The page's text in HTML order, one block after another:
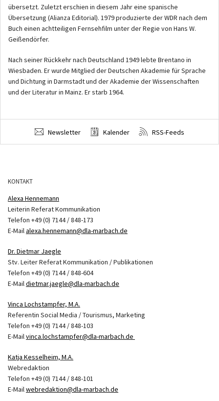
übersetzt. Zuletzt erschien in diesem Jahr eine spanische
Übersetzung (Alianza Editorial). 1979 produzierte der WDR nach dem
Buch einen achtteiligen Fernsehfilm unter der Regie von Hans W.
Geißendörfer.
Nach seiner Rückkehr nach Deutschland 1949 lebte Brentano in
Wiesbaden. Er wurde Mitglied der Deutschen Akademie für Sprache
und Dichtung in Darmstadt und der Akademie der Wissenschaften
und der Literatur in Mainz. Er starb 1964.
Newsletter Kalender RSS-Feeds
KONTAKT
Alexa Hennemann
Leiterin Referat Kommunikation
Telefon +49 (0) 7144 / 848-173
E-Mailalexa.hennemann@dla-marbach.de
Dr. Dietmar Jaegle
Stv. Leiter Referat Kommunikation / Publikationen
Telefon +49 (0) 7144 / 848-604
E-Maildietmar.jaegle@dla-marbach.de
Vinca Lochstampfer, M.A.
Referentin Social Media / Tourismus, Marketing
Telefon +49 (0) 7144 / 848-103
E-Mailvinca.lochstampfer@dla-marbach.de
Katja Kesselheim, M.A.
Webredaktion
Telefon +49 (0) 7144 / 848-101
E-Mailwebredaktion@dla-marbach.de